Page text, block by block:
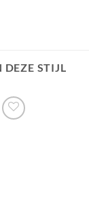
DEZE STIJL